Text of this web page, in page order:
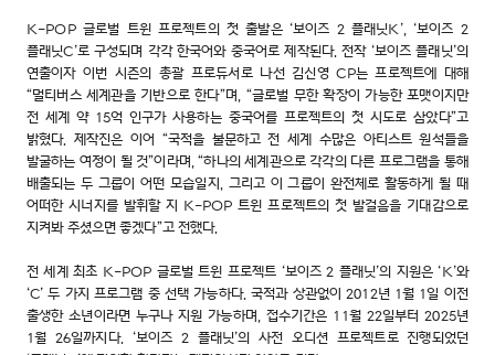
K-POP 글로벌 트윈 프로젝트의 첫 출발은 ‘보이즈 2 플래닛K’, ‘보이즈 2
플래닛C’로 구성되며 각각 한국어와 중국어로 제작된다. 전작 ‘보이즈 플래닛’의
연출이자 이번 시즌의 총괄 프로듀서로 나선 김신영 CP는 프로젝트에 대해
“멀티버스 세계관을 기반으로 한다”며, “글로벌 무한 확장이 가능한 포맷이지만
전 세계 약 15억 인구가 사용하는 중국어를 프로젝트의 첫 시도로 삼았다”고
밝혔다. 제작진은 이어 “국적을 불문하고 전 세계 수많은 아티스트 원석들을
발굴하는 여정이 될 것”이라며, “하나의 세계관으로 각각의 다른 프로그램을 통해
배출되는 두 그룹이 어떤 모습일지, 그리고 이 그룹이 완전체로 활동하게 될 때
어떠한 시너지를 발휘할 지 K-POP 트윈 프로젝트의 첫 발걸음을 기대감으로
지켜봐 주셨으면 좋겠다”고 전했다.
전 세계 최초 K-POP 글로벌 트윈 프로젝트 ‘보이즈 2 플래닛’의 지원은 ‘K’와
‘C’ 두 가지 프로그램 중 선택 가능하다. 국적과 상관없이 2012년 1월 1일 이전
출생한 소년이라면 누구나 지원 가능하며, 접수기간은 11월 22일부터 2025년
1월 26일까지다. ‘보이즈 2 플래닛’의 사전 오디션 프로젝트로 진행되었던